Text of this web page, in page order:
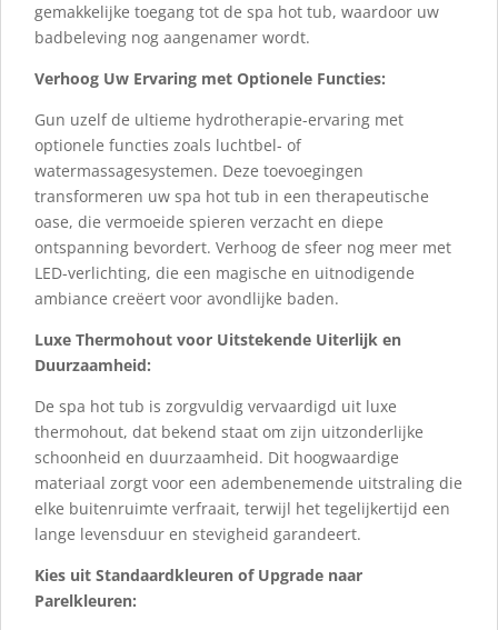
gemakkelijke toegang tot de spa hot tub, waardoor uw
badbeleving nog aangenamer wordt.
Verhoog Uw Ervaring met Optionele Functies:
Gun uzelf de ultieme hydrotherapie-ervaring met
optionele functies zoals luchtbel- of
watermassagesystemen. Deze toevoegingen
transformeren uw spa hot tub in een therapeutische
oase, die vermoeide spieren verzacht en diepe
ontspanning bevordert. Verhoog de sfeer nog meer met
LED-verlichting, die een magische en uitnodigende
ambiance creëert voor avondlijke baden.
Luxe Thermohout voor Uitstekende Uiterlijk en
Duurzaamheid:
De spa hot tub is zorgvuldig vervaardigd uit luxe
thermohout, dat bekend staat om zijn uitzonderlijke
schoonheid en duurzaamheid. Dit hoogwaardige
materiaal zorgt voor een adembenemende uitstraling die
elke buitenruimte verfraait, terwijl het tegelijkertijd een
lange levensduur en stevigheid garandeert.
Kies uit Standaardkleuren of Upgrade naar
Parelkleuren: